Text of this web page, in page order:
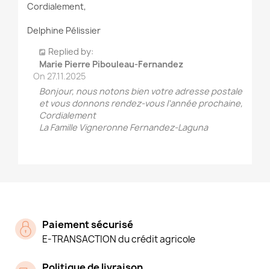
Cordialement,
Delphine Pélissier
Replied by:
Marie Pierre Pibouleau-Fernandez
On 27.11.2025
Bonjour, nous notons bien votre adresse postale
et vous donnons rendez-vous l'année prochaine,
Cordialement
La Famille Vigneronne Fernandez-Laguna
Paiement sécurisé
E-TRANSACTION du crédit agricole